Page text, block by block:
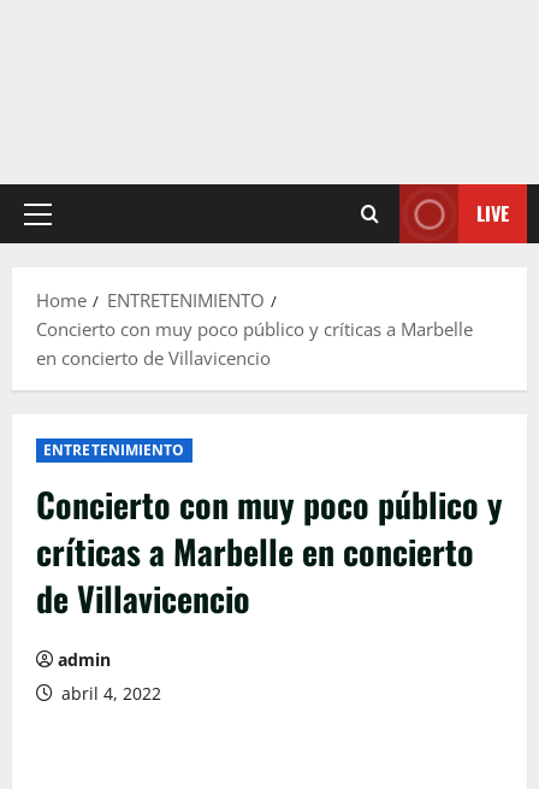
Primary
LIVE
Home
ENTRETENIMIENTO
Concierto con muy poco público y críticas a Marbelle
en concierto de Villavicencio
ENTRETENIMIENTO
Concierto con muy poco público y
críticas a Marbelle en concierto
de Villavicencio
admin
abril 4, 2022